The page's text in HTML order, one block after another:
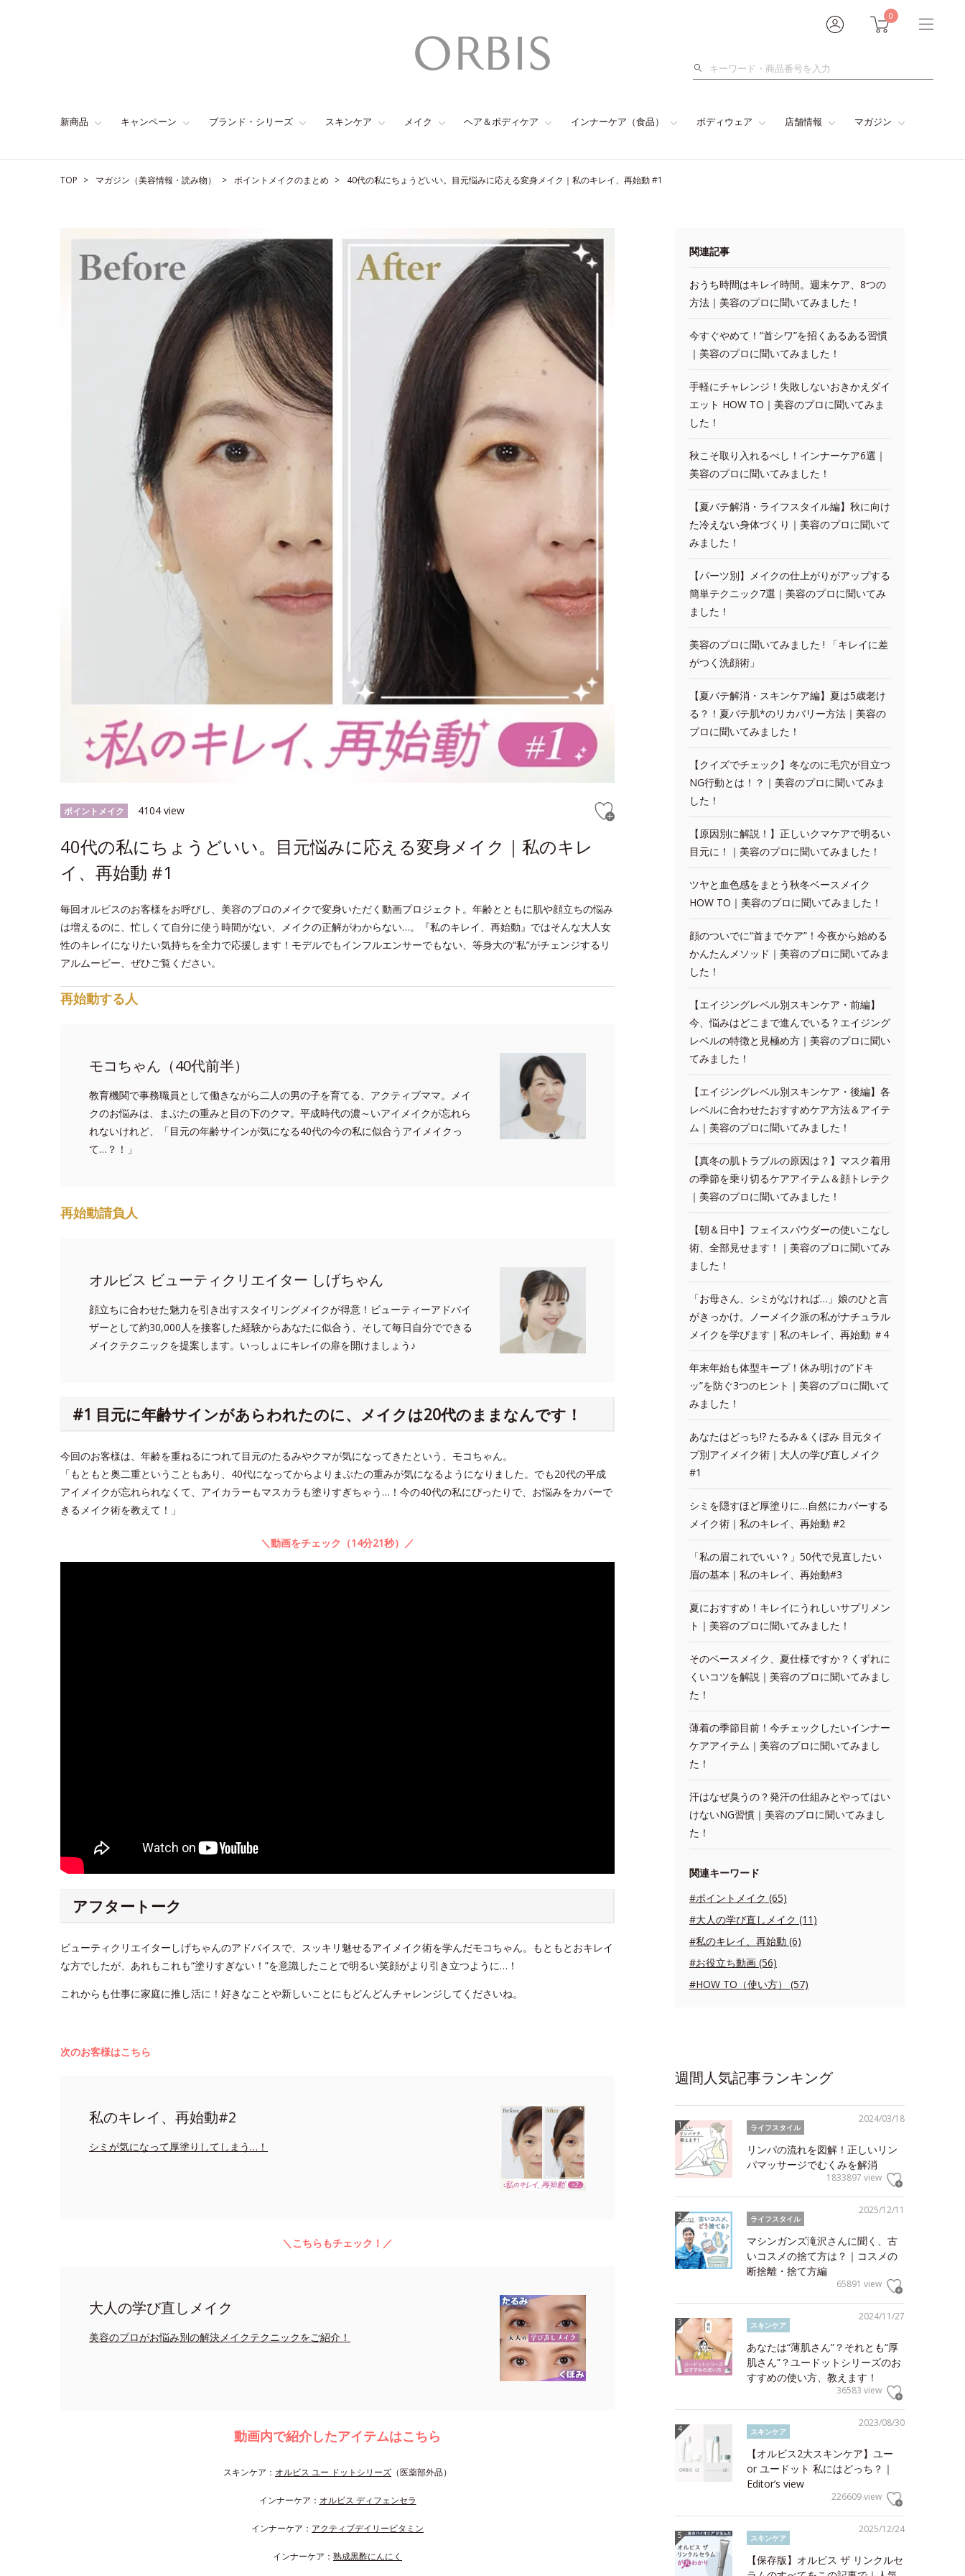
0
検
新商品 キャンペーン ブランド・シリーズ スキンケア メイク ヘア＆ボディケア インナーケア（食品） ボディウェア 店舗情報 マガジン
TOP マガジン（美容情報・読み物） ポイントメイクのまとめ 40代の私にちょうどいい。目元悩みに応える変身メイク｜私のキレイ、再始動 #1
ポイントメイク 4104 view
40代の私にちょうどいい。目元悩みに応える変身メイク｜私のキレ
イ、再始動 #1
毎回オルビスのお客様をお呼びし、美容のプロのメイクで変身いただく動画プロジェクト。年齢とともに肌や顔立ちの悩み
は増えるのに、忙しくて自分に使う時間がない、メイクの正解がわからない…。『私のキレイ、再始動』ではそんな大人女
性のキレイになりたい気持ちを全力で応援します！モデルでもインフルエンサーでもない、等身大の“私”がチェンジするリ
アルムービー、ぜひご覧ください。
再始動する人
モコちゃん（40代前半）
教育機関で事務職員として働きながら二人の男の子を育てる、アクティブママ。メイ
クのお悩みは、まぶたの重みと目の下のクマ。平成時代の濃～いアイメイクが忘れら
れないけれど、「目元の年齢サインが気になる40代の今の私に似合うアイメイクっ
て…？！」
再始動請負人
オルビス ビューティクリエイター しげちゃん
顔立ちに合わせた魅力を引き出すスタイリングメイクが得意！ビューティーアドバイ
ザーとして約30,000人を接客した経験からあなたに似合う、そして毎日自分でできる
メイクテクニックを提案します。いっしょにキレイの扉を開けましょう♪
#1 目元に年齢サインがあらわれたのに、メイクは20代のままなんです！
今回のお客様は、年齢を重ねるにつれて目元のたるみやクマが気になってきたという、モコちゃん。
「もともと奥二重ということもあり、40代になってからよりまぶたの重みが気になるようになりました。でも20代の平成
アイメイクが忘れられなくて、アイカラーもマスカラも塗りすぎちゃう…！今の40代の私にぴったりで、お悩みをカバーで
きるメイク術を教えて！」
＼動画をチェック（14分21秒）／
アフタートーク
ビューティクリエイターしげちゃんのアドバイスで、スッキリ魅せるアイメイク術を学んだモコちゃん。もともとおキレイ
な方でしたが、あれもこれも“塗りすぎない！”を意識したことで明るい笑顔がより引き立つように…！
これからも仕事に家庭に推し活に！好きなことや新しいことにもどんどんチャレンジしてくださいね。
次のお客様はこちら
私のキレイ、再始動#2
シミが気になって厚塗りしてしまう…！
＼こちらもチェック！／
大人の学び直しメイク
美容のプロがお悩み別の解決メイクテクニックをご紹介！
動画内で紹介したアイテムはこちら
スキンケア： オルビス ユー ドットシリーズ （医薬部外品）
インナーケア： オルビス ディフェンセラ
インナーケア： アクティブデイリービタミン
インナーケア： 熟成黒酢にんにく
関連記事
おうち時間はキレイ時間。週末ケア、8つの
方法｜美容のプロに聞いてみました！
今すぐやめて！“首シワ”を招くあるある習慣
｜美容のプロに聞いてみました！
手軽にチャレンジ！失敗しないおきかえダイ
エット HOW TO｜美容のプロに聞いてみま
した！
秋こそ取り入れるべし！インナーケア6選｜
美容のプロに聞いてみました！
【夏バテ解消・ライフスタイル編】秋に向け
た冷えない身体づくり｜美容のプロに聞いて
みました！
【パーツ別】メイクの仕上がりがアップする
簡単テクニック7選｜美容のプロに聞いてみ
ました！
美容のプロに聞いてみました ! 「キレイに差
がつく洗顔術」
【夏バテ解消・スキンケア編】夏は5歳老け
る？！夏バテ肌*のリカバリー方法｜美容の
プロに聞いてみました！
【クイズでチェック】冬なのに毛穴が目立つ
NG行動とは！？｜美容のプロに聞いてみま
した！
【原因別に解説！】正しいクマケアで明るい
目元に！｜美容のプロに聞いてみました！
ツヤと血色感をまとう秋冬ベースメイク
HOW TO｜美容のプロに聞いてみました！
顔のついでに“首までケア”！今夜から始める
かんたんメソッド｜美容のプロに聞いてみま
した！
【エイジングレベル別スキンケア・前編】
今、悩みはどこまで進んでいる？エイジング
レベルの特徴と見極め方｜美容のプロに聞い
てみました！
【エイジングレベル別スキンケア・後編】各
レベルに合わせたおすすめケア方法＆アイテ
ム｜美容のプロに聞いてみました！
【真冬の肌トラブルの原因は？】マスク着用
の季節を乗り切るケアアイテム＆顔トレテク
｜美容のプロに聞いてみました！
【朝＆日中】フェイスパウダーの使いこなし
術、全部見せます！｜美容のプロに聞いてみ
ました！
「お母さん、シミがなければ…」娘のひと言
がきっかけ。ノーメイク派の私がナチュラル
メイクを学びます｜私のキレイ、再始動 ＃4
年末年始も体型キープ！休み明けの“ドキ
ッ”を防ぐ3つのヒント｜美容のプロに聞いて
みました！
あなたはどっち!? たるみ＆くぼみ 目元タイ
プ別アイメイク術｜大人の学び直しメイク
#1
シミを隠すほど厚塗りに…自然にカバーする
メイク術｜私のキレイ、再始動 #2
「私の眉これでいい？」50代で見直したい
眉の基本｜私のキレイ、再始動#3
夏におすすめ！キレイにうれしいサプリメン
ト｜美容のプロに聞いてみました！
そのベースメイク、夏仕様ですか？くずれに
くいコツを解説｜美容のプロに聞いてみまし
た！
薄着の季節目前！今チェックしたいインナー
ケアアイテム｜美容のプロに聞いてみまし
た！
汗はなぜ臭うの？発汗の仕組みとやってはい
けないNG習慣｜美容のプロに聞いてみまし
た！
関連キーワード
#ポイントメイク (65)
#大人の学び直しメイク (11)
#私のキレイ、再始動 (6)
#お役立ち動画 (56)
#HOW TO（使い方） (57)
週間人気記事ランキング
2024/03/18
ライフスタイル
リンパの流れを図解！正しいリン
パマッサージでむくみを解消
1833897 view
2025/12/11
ライフスタイル
マシンガンズ滝沢さんに聞く、古
いコスメの捨て方は？｜コスメの
断捨離・捨て方編
65891 view
2024/11/27
スキンケア
あなたは“薄肌さん”？それとも“厚
肌さん”？ユードットシリーズのお
すすめの使い方、教えます！
36583 view
2023/08/30
スキンケア
【オルビス2大スキンケア】ユー
or ユードット 私にはどっち？｜
Editor’s view
226609 view
2025/12/24
スキンケア
【保存版】オルビス ザ リンクルセ